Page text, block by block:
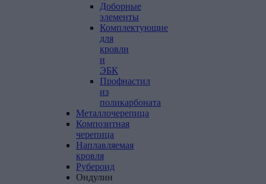
Доборные
элементы
Комплектующие
для
кровли
и
ЭБК
Профнастил
из
поликарбоната
Металлочерепица
Композитная
черепица
Наплавляемая
кровля
Рубероид
Ондулин